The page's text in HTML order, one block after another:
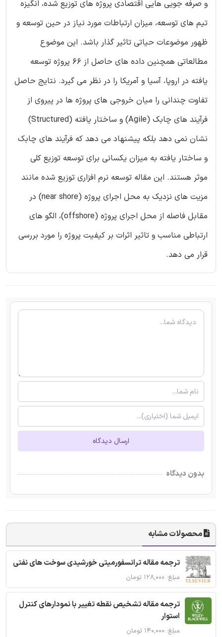
و صرفه جویی هایی اقتصادی پروژه های توزیع شده، انگیزه
تیم های توسعه، میزان ارتباطات مورد نیاز در حین توسعه و
ظهور موضوعات حیاتی تاثیر گذار باشد. این موضوع
مطالعاتی همچنین داده های حاصل از 66 پروژه توسعه
یافته در اروپا، آسیا و آمریکا را در نظر می گیرد. نتایج حاصل
تفاوت چندانی را میان خروجی های پروژه ها در پیروی از
فرآیند های چابک (Agile) و ساختار یافته (Structured)
نشان نمی دهد بلکه پیشنهاد می دهد که فرآیند های چابک
و ساختار یافته به میزان یکسانی برای توسعه توزیع کلی
موثر هستند. این مقاله توسعه نرم افزاری توزیع شده مانند
مزیت های نزدیک به محل اجرای پروژه (near shore) در
مقابل فاصله از محل اجرای پروژه (offshore)، الگو های
ارتباطی مناسب و تاثیر اثرات بر کیفیت پروژه را مورد بررسی
قرار می دهد.
ارسال دیدگاه
بدون دیدگاه
محصولات مشابه
ترجمه مقاله ترانسفورمیتی خورشیدی سوخت های نفتی
مبلغ: ۱۲۸,۰۰۰ تومان
ترجمه مقاله تشخیص نقطه تغییر با نمودارهای کنترل
استوار
مبلغ: ۱۴۰,۰۰۰ تومان